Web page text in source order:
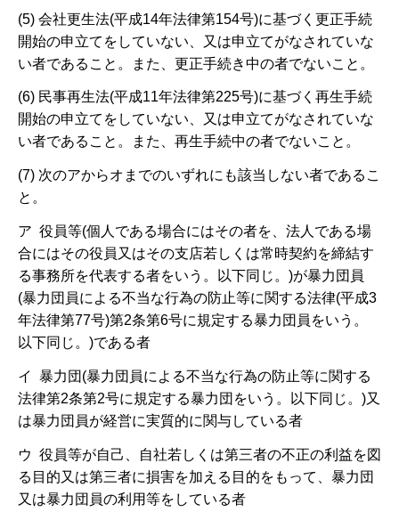
(5) 会社更生法(平成14年法律第154号)に基づく更正手続
開始の申立てをしていない、又は申立てがなされていな
い者であること。また、更正手続き中の者でないこと。
(6) 民事再生法(平成11年法律第225号)に基づく再生手続
開始の申立てをしていない、又は申立てがなされていな
い者であること。また、再生手続中の者でないこと。
(7) 次のアからオまでのいずれにも該当しない者であるこ
と。
ア 役員等(個人である場合にはその者を、法人である場
合にはその役員又はその支店若しくは常時契約を締結す
る事務所を代表する者をいう。以下同じ。)が暴力団員
(暴力団員による不当な行為の防止等に関する法律(平成3
年法律第77号)第2条第6号に規定する暴力団員をいう。
以下同じ。)である者
イ 暴力団(暴力団員による不当な行為の防止等に関する
法律第2条第2号に規定する暴力団をいう。以下同じ。)又
は暴力団員が経営に実質的に関与している者
ウ 役員等が自己、自社若しくは第三者の不正の利益を図
る目的又は第三者に損害を加える目的をもって、暴力団
又は暴力団員の利用等をしている者